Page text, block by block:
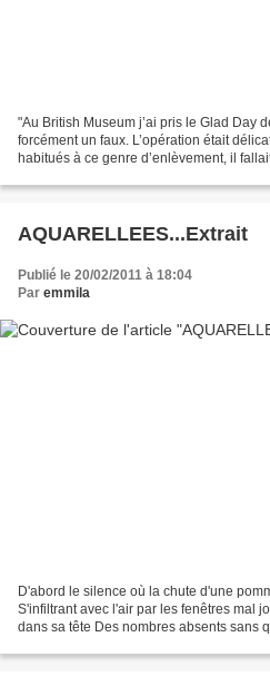
"Au British Museum j’ai pris le Glad Day
forcément un faux. L’opération était
habitués à ce genre d’enlèvement, il
AQUARELLEES...Extrait
Publié le 20/02/2011 à 18:04
Par emmila
D'abord le silence où la chute d'une
S'infiltrant avec l'air par les fenêtres mal
dans sa tête Des nombres absents sans